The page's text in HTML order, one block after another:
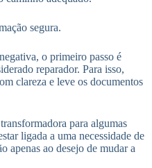
segura.
o primeiro passo é
reparador. Para isso,
clareza e leve os documentos
para algumas
ligada a uma necessidade de
apenas ao desejo de mudar a